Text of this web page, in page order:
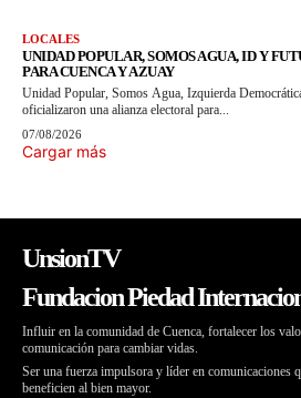
LOCALES
UNIDAD POPULAR, SOMOS AGUA, ID Y
PARA CUENCA Y AZUAY
Unidad Popular, Somos Agua, Izquierda
oficializaron una alianza electoral para...
07/08/2026
Cargar más
UnsionTV
Fundacion Piedad
Influir en la comunidad de Cuenca, fortalecer los
comunicación para cambiar vidas.
Ser una fuerza impulsora y líder en comunicaciones
beneficien al bien mayor.